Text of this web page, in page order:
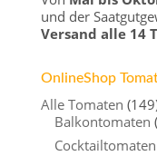
und der
Versand alle 14
OnlineShop
Alle Tomaten
Balkontomaten
Cocktailtomaten